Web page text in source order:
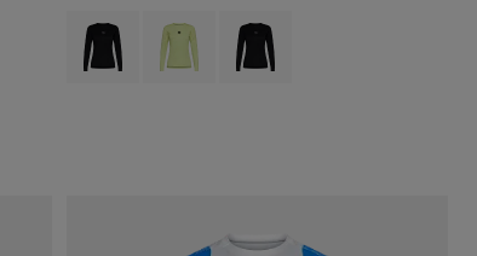
Product swatch type of Negro.
Product swatch type of Verde lima.
Product swatch type of Verde